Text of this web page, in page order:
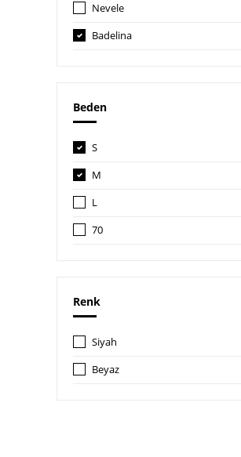
Nevele
Badelina
Beden
S
M
L
70
Renk
Siyah
Beyaz